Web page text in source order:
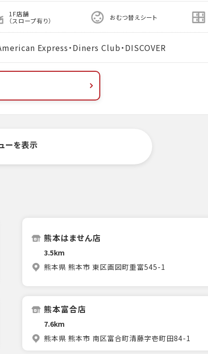
1F店舗
（スロープ有り） おむつ替えシート
Express・Diners Club・DISCOVER
ーを表示
熊本はません店
3.5km
熊本県 熊本市 東区画図町重富545-1
熊本富合店
7.6km
熊本県 熊本市 南区富合町清藤字壱町田84-1